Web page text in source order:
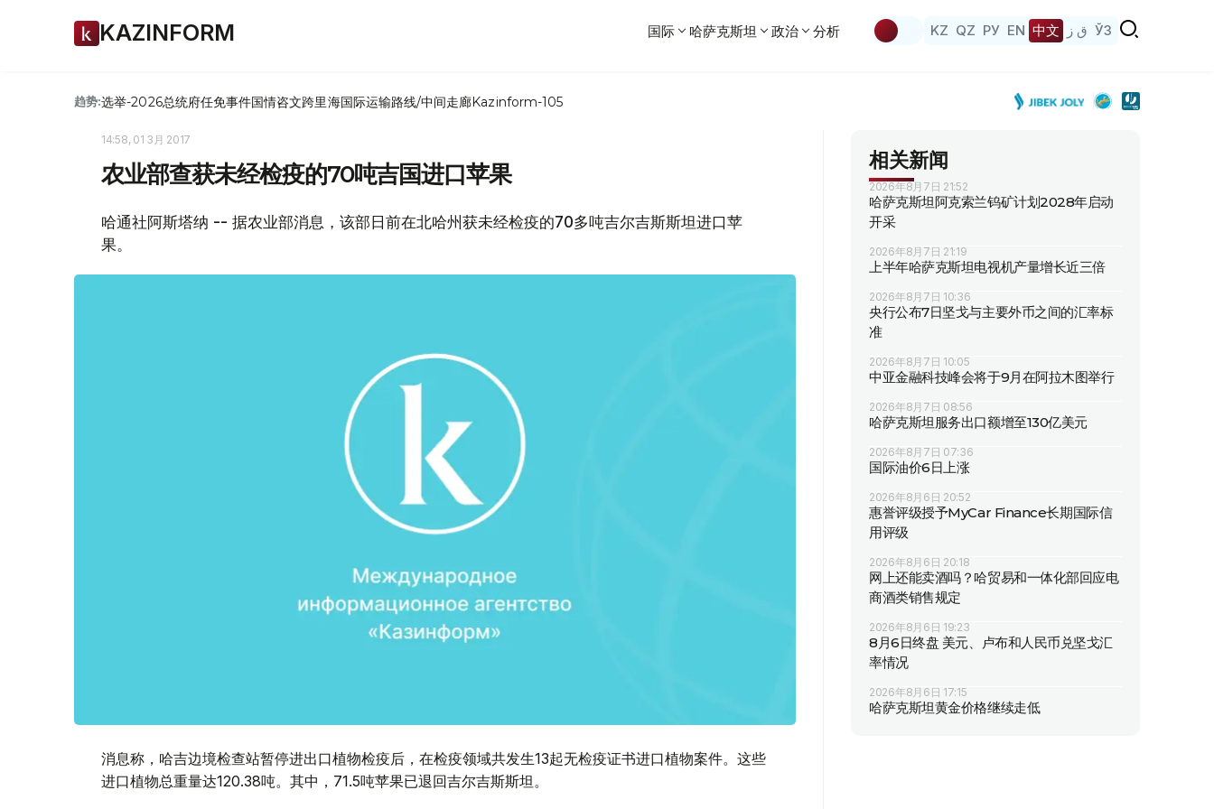
KAZINFORM 国际 哈萨克斯坦 政治 分析 KZ QZ РУ EN 中文 ق ز ЎЗ
趋势:选举-2026总统府任免事件国情咨文跨里海国际运输路线/中间走廊Kazinform-105
14:58, 01 3月 2017
农业部查获未经检疫的70吨吉国进口苹果
哈通社阿斯塔纳 -- 据农业部消息，该部日前在北哈州获未经检疫的70多吨吉尔吉斯斯坦进口苹
果。
消息称，哈吉边境检查站暂停进出口植物检疫后，在检疫领域共发生13起无检疫证书进口植物案件。这些
进口植物总重量达120.38吨。其中，71.5吨苹果已退回吉尔吉斯斯坦。
相关新闻
2026年8月7日 21:52
哈萨克斯坦阿克索兰钨矿计划2028年启动
开采
2026年8月7日 21:19
上半年哈萨克斯坦电视机产量增长近三倍
2026年8月7日 10:36
央行公布7日坚戈与主要外币之间的汇率标
准
2026年8月7日 10:05
中亚金融科技峰会将于9月在阿拉木图举行
2026年8月7日 08:56
哈萨克斯坦服务出口额增至130亿美元
2026年8月7日 07:36
国际油价6日上涨
2026年8月6日 20:52
惠誉评级授予MyCar Finance长期国际信
用评级
2026年8月6日 20:18
网上还能卖酒吗？哈贸易和一体化部回应电
商酒类销售规定
2026年8月6日 19:23
8月6日终盘 美元、卢布和人民币兑坚戈汇
率情况
2026年8月6日 17:15
哈萨克斯坦黄金价格继续走低